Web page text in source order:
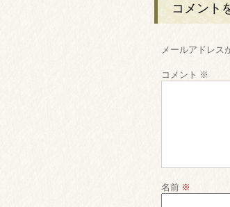
コメント
メールアドレス
コメント ※
名前 ※